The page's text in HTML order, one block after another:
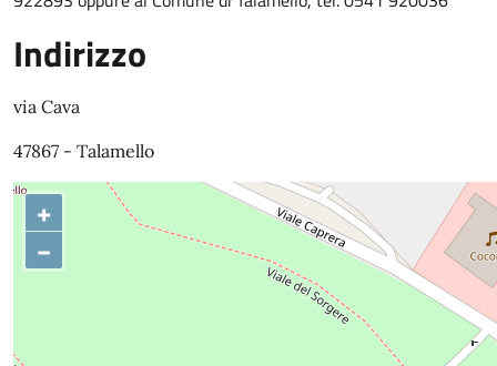
Indirizzo
via Cava
47867 - Talamello
+
−